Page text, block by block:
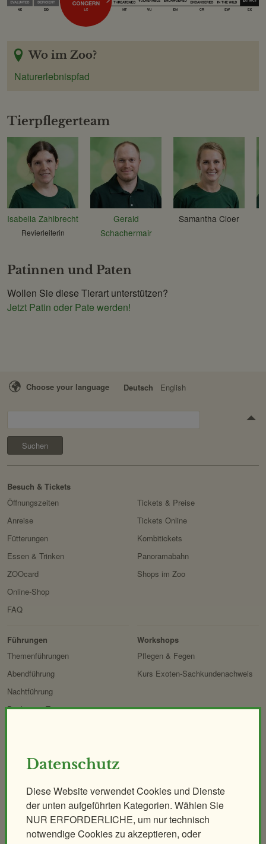
Wo im Zoo?
Naturerlebnispfad
Tierpflegerteam
Isabella Zahlbrecht
Revierleiterin
Gerald
Schachermair
Samantha Cloer
Patinnen und Paten
Wollen Sie diese Tierart unterstützen?
Jetzt Patin oder Pate werden!
Datenschutz
Diese Website verwendet Cookies und Dienste
der unten aufgeführten Kategorien. Wählen Sie
NUR ERFORDERLICHE, um nur technisch
notwendige Cookies zu akzeptieren, oder
Choose your language Deutsch English
Besuch & Tickets
Öffnungszeiten
Anreise
Fütterungen
Essen & Trinken
ZOOcard
Tickets & Preise
Tickets Online
Kombitickets
Panoramabahn
Shops im Zoo
Online-Shop
FAQ
Zoo
Führungen
Themenführungen
Abendführung
Nachtführung
Backstage-Tour
Giraffen-VerFührung
Birding im Zoo
Demenzfreundlicher Rundgang
Workshops
Pflegen & Fegen
Kurs Exoten-Sachkundenachweis
&
Forschung